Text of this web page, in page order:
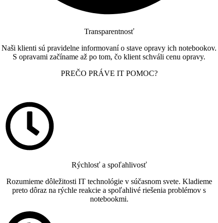
Transparentnosť
Naši klienti sú pravidelne informovaní o stave opravy ich notebookov.
S opravami začíname až po tom, čo klient schváli cenu opravy.
PREČO PRÁVE IT POMOC?
Rýchlosť a spoľahlivosť
Rozumieme dôležitosti IT technológie v súčasnom svete. Kladieme
preto dôraz na rýchle reakcie a spoľahlivé riešenia problémov s
notebookmi.